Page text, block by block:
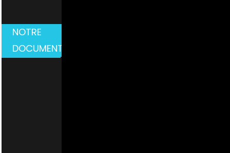
NOTRE
DOCUMENTAIRE